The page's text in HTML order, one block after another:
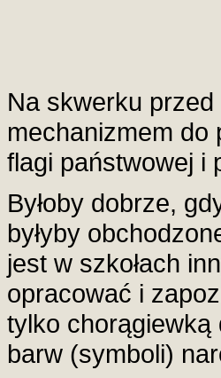
Na skwerku
mechanizmem do
flagi państwowej i
Byłoby dobrze,
byłyby
jest w szkołach
opracować i
tylko chorągiewką
barw (symboli)